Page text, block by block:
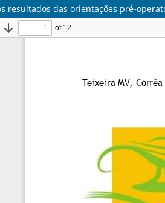
resultados das orientações pré-